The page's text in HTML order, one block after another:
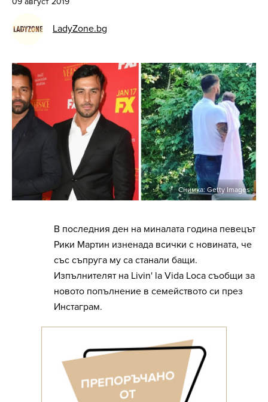
LadyZone.bg
Снимка: Getty Images
В последния ден на миналата година певецът
Рики Мартин изненада всички с новината, че
със съпруга му са станали бащи.
Изпълнителят на Livin' la Vida Loca съобщи за
новото попълнение в семейството си през
Инстаграм.